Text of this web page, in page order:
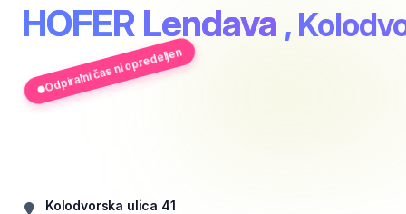
HOFER Lendava ,
Odpiralni čas ni opredeljen
Kolodvorska ulica 41